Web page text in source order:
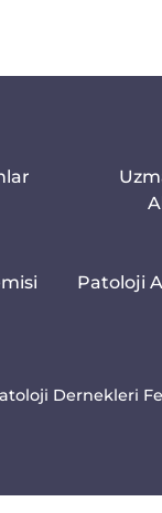
Patoloji
Dernekleri